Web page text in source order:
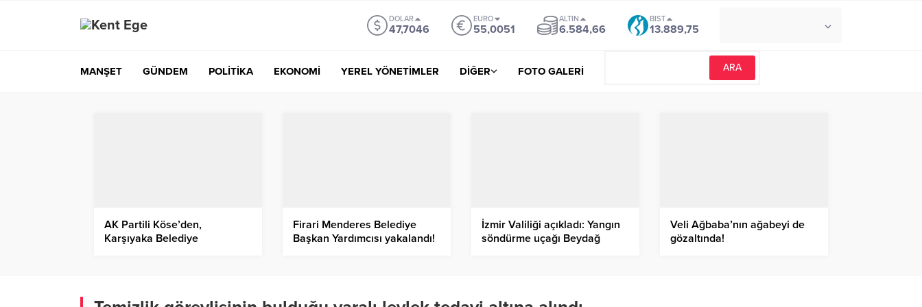
DOLAR
47,7046
EURO
55,0051
ALTIN
6.584,66
BIST
13.889,75
MANŞET GÜNDEM POLİTİKA EKONOMİ YEREL YÖNETİMLER DİĞER FOTO GALERİ
AK Partili Köse’den,
Karşıyaka Belediye
Firari Menderes Belediye
Başkan Yardımcısı yakalandı!
İzmir Valiliği açıkladı: Yangın
söndürme uçağı Beydağ
Veli Ağbaba’nın ağabeyi de
gözaltında!